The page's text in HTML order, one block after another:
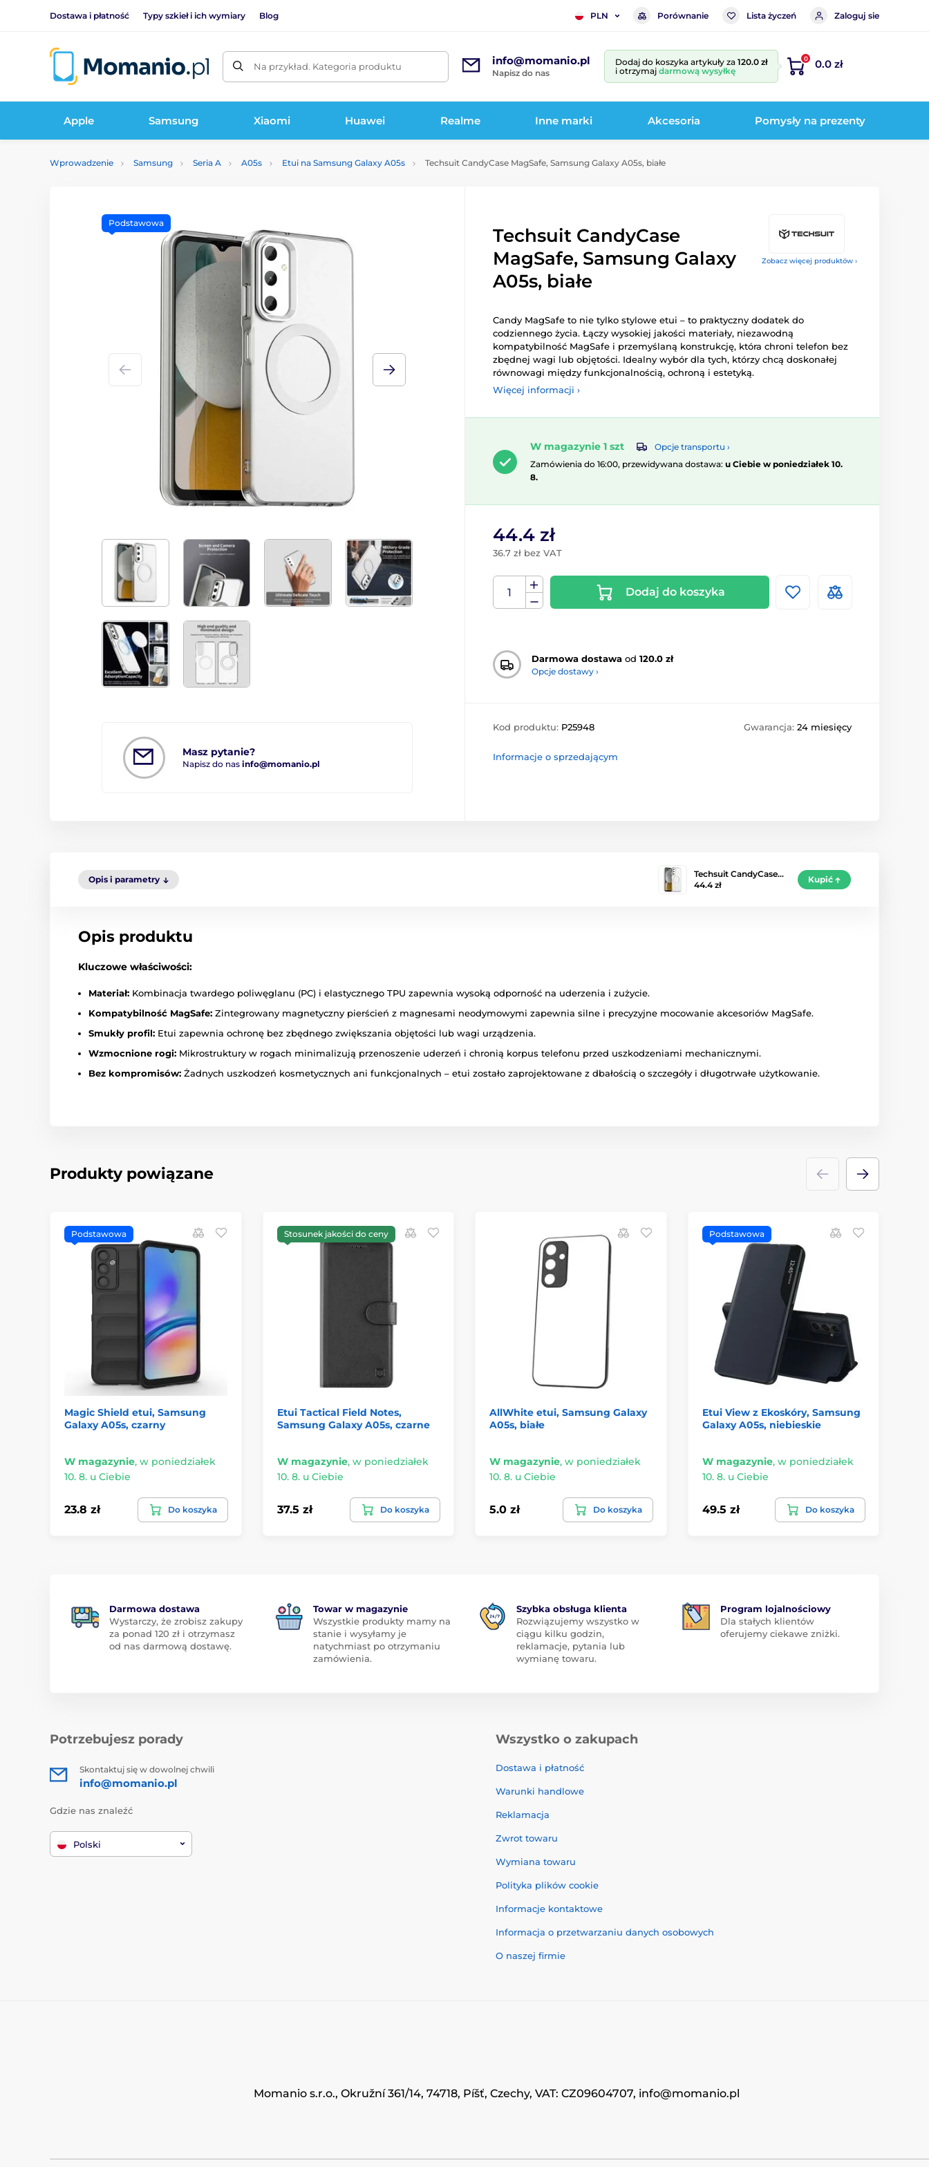
Dostawa i płatność Typy szkieł i ich wymiary Blog PLN Porównanie Lista życzeń Zaloguj sie
Na przykład. Kategoria produktu info@momanio.pl
Napisz do nas
Dodaj do koszyka artykuły za 120.0 zł
i otrzymaj darmową wysyłkę
0 0.0 zł
Apple Samsung Xiaomi Huawei Realme Inne marki Akcesoria Pomysły na prezenty
Wprowadzenie Samsung Seria A A05s Etui na Samsung Galaxy A05s Techsuit CandyCase MagSafe, Samsung Galaxy A05s, białe
Zobacz więcej produktów ›
Masz pytanie?
Napisz do nas info@momanio.pl
Podstawowa
Techsuit CandyCase
MagSafe, Samsung Galaxy
A05s, białe
Candy MagSafe to nie tylko stylowe etui – to praktyczny dodatek do
codziennego życia. Łączy wysokiej jakości materiały, niezawodną
kompatybilność MagSafe i przemyślaną konstrukcję, która chroni telefon bez
zbędnej wagi lub objętości. Idealny wybór dla tych, którzy chcą doskonałej
równowagi między funkcjonalnością, ochroną i estetyką.
Więcej informacji ›
W magazynie 1 szt
Opcje transportu ›
Zamówienia do 16:00, przewidywana dostawa: u Ciebie w poniedziałek 10.
8.
44.4 zł
36.7 zł bez VAT
Dodaj do koszyka
Darmowa dostawa od 120.0 zł
Opcje dostawy ›
Kod produktu: P25948 Gwarancja: 24 miesięcy
Informacje o sprzedającym
Opis i parametry
Techsuit CandyCase…
44.4 zł
Kupić
Opis produktu
Kluczowe właściwości:
Materiał: Kombinacja twardego poliwęglanu (PC) i elastycznego TPU zapewnia wysoką odporność na uderzenia i zużycie.
Kompatybilność MagSafe: Zintegrowany magnetyczny pierścień z magnesami neodymowymi zapewnia silne i precyzyjne mocowanie akcesoriów MagSafe.
Smukły profil: Etui zapewnia ochronę bez zbędnego zwiększania objętości lub wagi urządzenia.
Wzmocnione rogi: Mikrostruktury w rogach minimalizują przenoszenie uderzeń i chronią korpus telefonu przed uszkodzeniami mechanicznymi.
Bez kompromisów: Żadnych uszkodzeń kosmetycznych ani funkcjonalnych – etui zostało zaprojektowane z dbałością o szczegóły i długotrwałe użytkowanie.
Produkty powiązane
Podstawowa
Magic Shield etui, Samsung
Galaxy A05s, czarny
W magazynie, w poniedziałek
10. 8. u Ciebie
23.8 zł Do koszyka
Stosunek jakości do ceny
Etui Tactical Field Notes,
Samsung Galaxy A05s, czarne
W magazynie, w poniedziałek
10. 8. u Ciebie
37.5 zł Do koszyka
AllWhite etui, Samsung Galaxy
A05s, białe
W magazynie, w poniedziałek
10. 8. u Ciebie
5.0 zł Do koszyka
Podstawowa
Etui View z Ekoskóry, Samsung
Galaxy A05s, niebieskie
W magazynie, w poniedziałek
10. 8. u Ciebie
49.5 zł Do koszyka
Darmowa dostawa
Wystarczy, że zrobisz zakupy
za ponad 120 zł i otrzymasz
od nas darmową dostawę.
Towar w magazynie
Wszystkie produkty mamy na
stanie i wysyłamy je
natychmiast po otrzymaniu
zamówienia.
Szybka obsługa klienta
Rozwiązujemy wszystko w
ciągu kilku godzin,
reklamacje, pytania lub
wymianę towaru.
Program lojalnościowy
Dla stałych klientów
oferujemy ciekawe zniżki.
Potrzebujesz porady
Skontaktuj się w dowolnej chwili
info@momanio.pl
Gdzie nas znaleźć
Polski
Wszystko o zakupach
Dostawa i płatność
Warunki handlowe
Reklamacja
Zwrot towaru
Wymiana towaru
Polityka plików cookie
Informacje kontaktowe
Informacja o przetwarzaniu danych osobowych
O naszej firmie
Momanio s.r.o., Okružní 361/14, 74718, Píšť, Czechy, VAT: CZ09604707, info@momanio.pl